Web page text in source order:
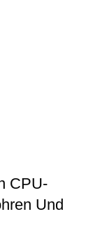
CPU-
Und